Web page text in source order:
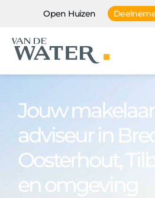
Open Huizen
Jouw
adviseur in
Oosterhout,
en omgeving